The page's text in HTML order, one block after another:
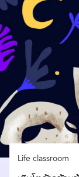
Life classroom